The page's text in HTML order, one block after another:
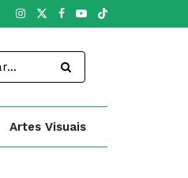
Artes Visuais